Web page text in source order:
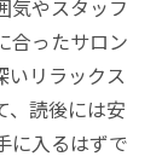
気やスタッフ
合ったサロン
いリラックス
、読後には安
に入るはずで